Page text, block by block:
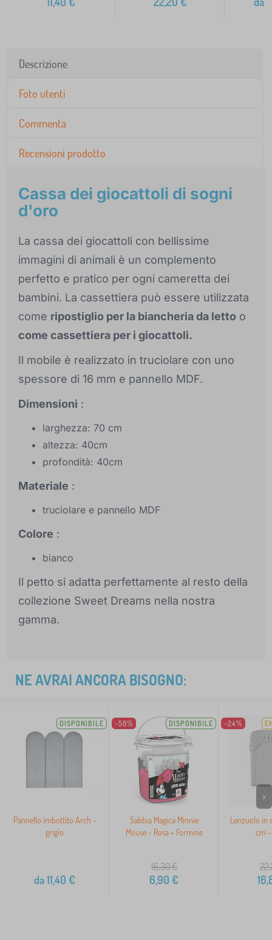
Descrizione
Foto utenti
Commenta
Recensioni prodotto
Cassa dei giocattoli di sogni
d'oro
La cassa dei giocattoli con bellissime
immagini di animali è un complemento
perfetto e pratico per ogni cameretta dei
bambini. La cassettiera può essere utilizzata
come ripostiglio per la biancheria da letto o
come cassettiera per i giocattoli.
Il mobile è realizzato in truciolare con uno
spessore di 16 mm e pannello MDF.
Dimensioni :
larghezza: 70 cm
altezza: 40cm
profondità: 40cm
Materiale :
truciolare e pannello MDF
Colore :
bianco
Il petto si adatta perfettamente al resto della
collezione Sweet Dreams nella nostra
gamma.
NE AVRAI ANCORA BISOGNO:
DISPONIBILE
Pannello imbottito Arch -
grigio
da11,40 €
-58% DISPONIBILE
Sabbia Magica Minnie
Mouse - Rosa + Formine
16,30€
6,90 €
-24%
Lenzuolo in
cm
>